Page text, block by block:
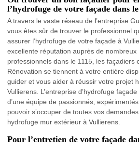
l’hydrofuge de votre façade dans le
A travers le vaste réseau de l’entreprise
vous êtes sûr de trouver le professionnel
assurer l’hydrofuge de votre façade à
excellente réputation auprès de nombreux
professionnels dans le 1115, les façadiers
Rénovation se tiennent à votre entière
guider et vous aider à réussir votre projet
Vullierens. L’entreprise d’hydrofuge
d’une équipe de passionnés,
pouvoir s’occuper de toutes vos
hydrofuge mur extérieur à Vullierens.
Pour l’entretien de votre façade